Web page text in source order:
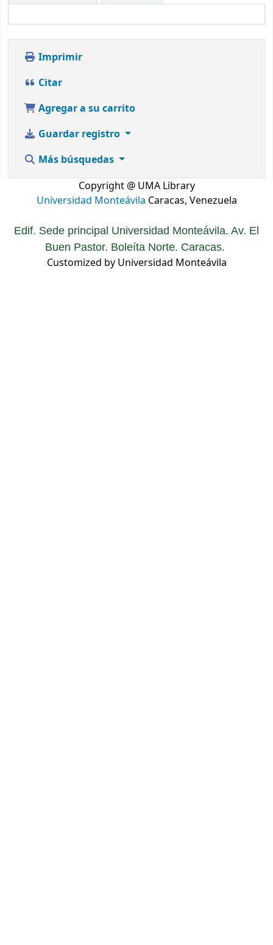
Imprimir
Citar
Agregar a su carrito
Guardar registro
Más búsquedas
Copyright @ UMA Library
Universidad Monteávila Caracas, Venezuela
Edif. Sede principal Universidad Monteávila. Av. El
Buen Pastor. Boleíta Norte. Caracas.
Customized by Universidad Monteávila